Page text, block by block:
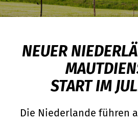
NEUER
START IM
Die Niederlande führen